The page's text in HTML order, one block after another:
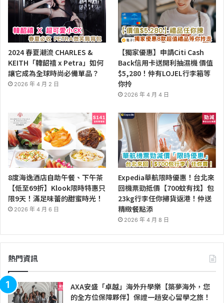
2024 春夏潮流 CHARLES &
KEITH「韓韶禧 x Petra」如何
讓它成為全球時尚必備單品？
2026 年 4 月 2 日
【獨家優惠】申請Citi Cash
Back信用卡送開利抽濕機 價值
$5,280！仲有LOJEL行李箱等
你拎
2026 年 4 月 4 日
8度海逸酒店自助午餐、下午茶
【低至69折】Klook限時特惠只
限9天！滿足味蕾的甜蜜時光！
2026 年 4 月 6 日
Expedia華航限時優惠！台北來
回機票勁抵價【700蚊有找】包
23kg行李任你掃貨返港！仲送
精緻餐點添
2026 年 4 月 8 日
熱門資訊
AXA安盛「卓越」海外升學樂【築夢海外，您
的全方位保障夥伴】保證一趟安心留學之旅！